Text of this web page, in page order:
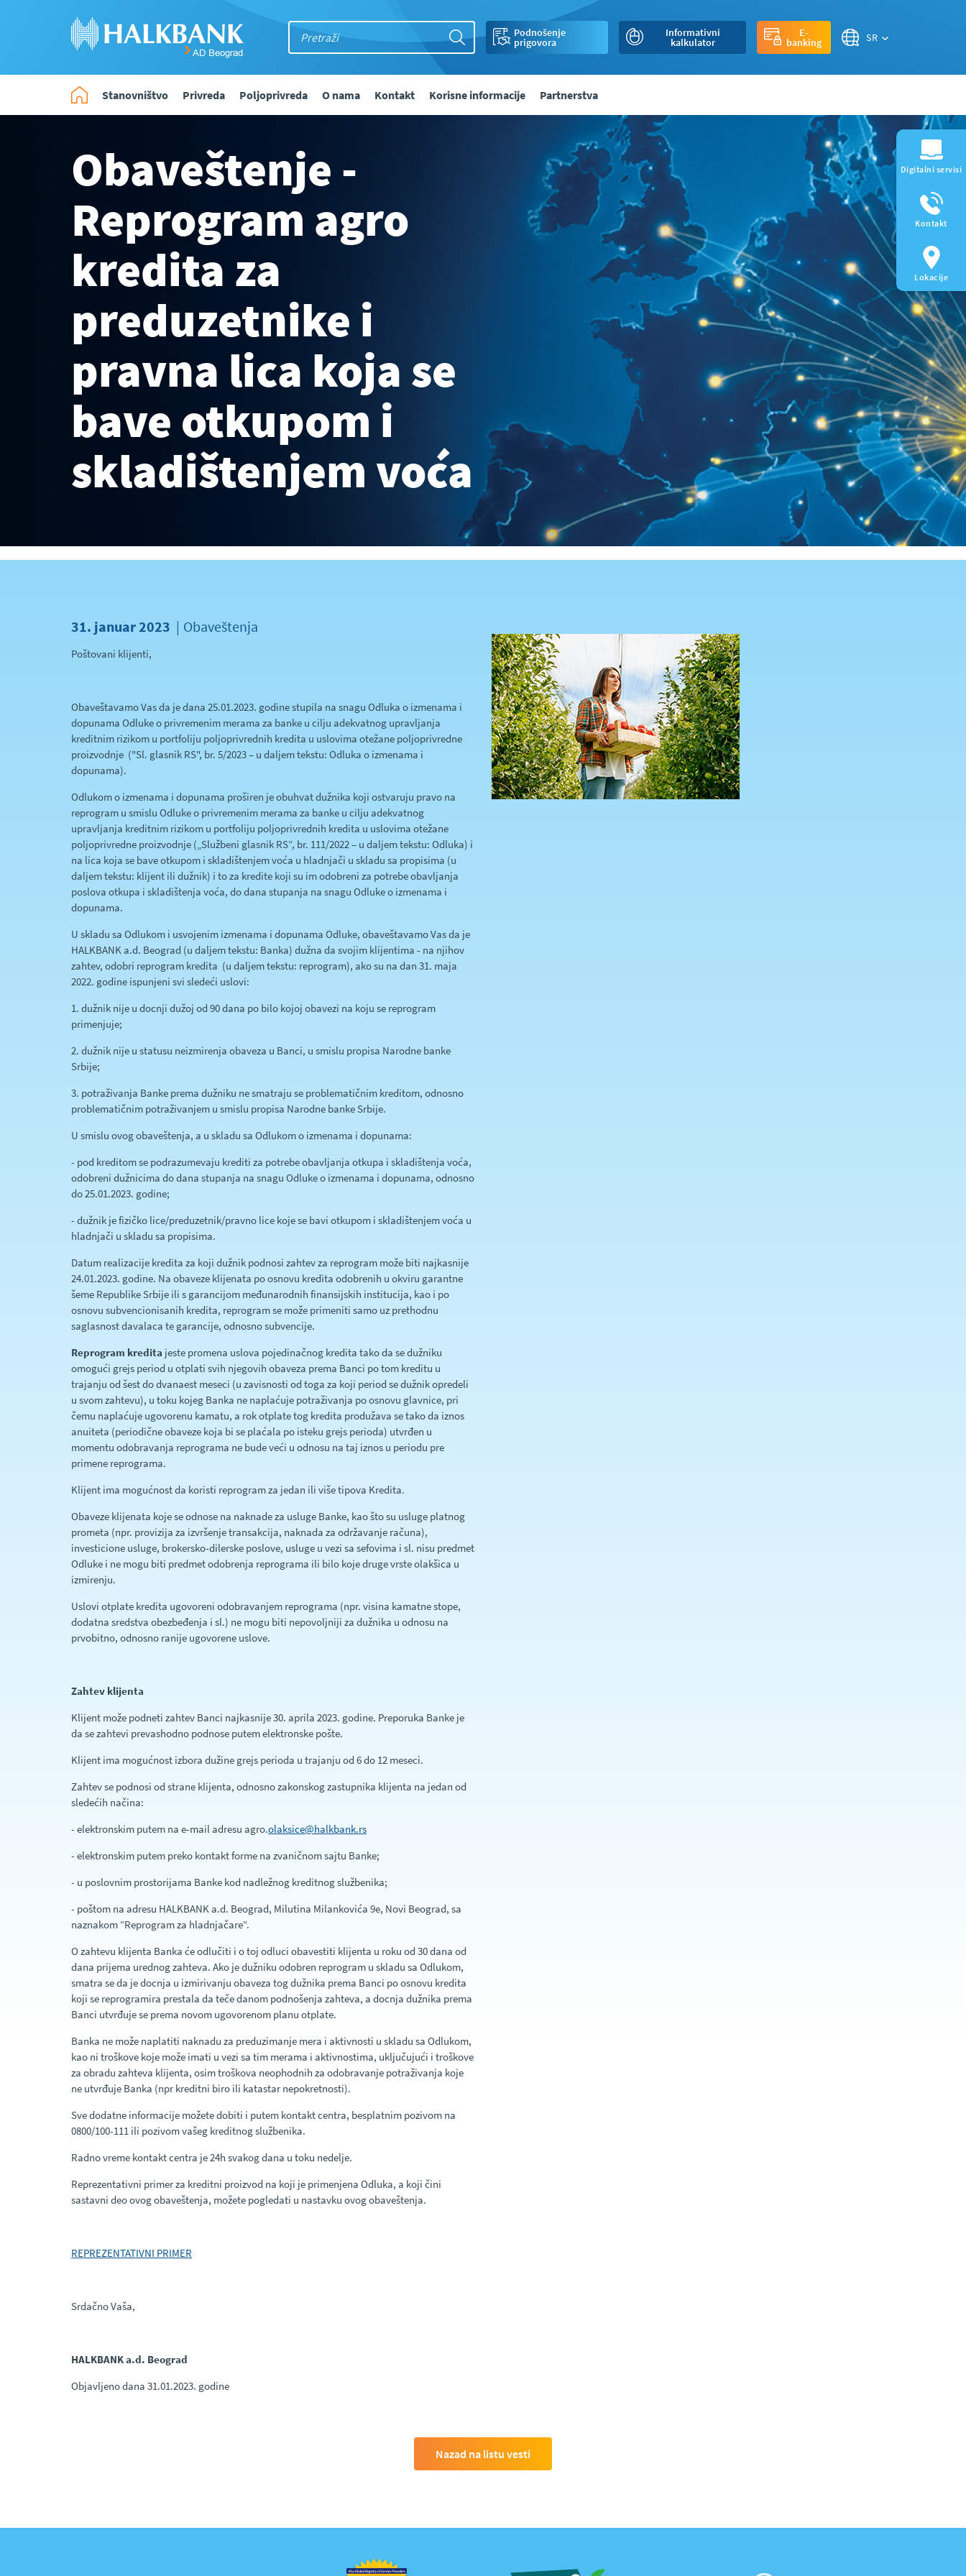
Podnošenje
prigovora
Informativni
kalkulator
E-
banking SR
Stanovništvo Privreda Poljoprivreda O nama Kontakt Korisne informacije Partnerstva
Obaveštenje -
Reprogram agro
kredita za
preduzetnike i
pravna lica koja se
bave otkupom i
skladištenjem voća
Digitalni servisi
Kontakt
Lokacije
31. januar 2023 Obaveštenja
Poštovani klijenti,
Obaveštavamo Vas da je dana 25.01.2023. godine stupila na snagu Odluka o izmenama i
dopunama Odluke o privremenim merama za banke u cilju adekvatnog upravljanja
kreditnim rizikom u portfoliju poljoprivrednih kredita u uslovima otežane poljoprivredne
proizvodnje ("Sl. glasnik RS", br. 5/2023 – u daljem tekstu: Odluka o izmenama i
dopunama).
Odlukom o izmenama i dopunama proširen je obuhvat dužnika koji ostvaruju pravo na
reprogram u smislu Odluke o privremenim merama za banke u cilju adekvatnog
upravljanja kreditnim rizikom u portfoliju poljoprivrednih kredita u uslovima otežane
poljoprivredne proizvodnje („Službeni glasnik RS“, br. 111/2022 – u daljem tekstu: Odluka) i
na lica koja se bave otkupom i skladištenjem voća u hladnjači u skladu sa propisima (u
daljem tekstu: klijent ili dužnik) i to za kredite koji su im odobreni za potrebe obavljanja
poslova otkupa i skladištenja voća, do dana stupanja na snagu Odluke o izmenama i
dopunama.
U skladu sa Odlukom i usvojenim izmenama i dopunama Odluke, obaveštavamo Vas da je
HALKBANK a.d. Beograd (u daljem tekstu: Banka) dužna da svojim klijentima - na njihov
zahtev, odobri reprogram kredita (u daljem tekstu: reprogram), ako su na dan 31. maja
2022. godine ispunjeni svi sledeći uslovi:
1. dužnik nije u docnji dužoj od 90 dana po bilo kojoj obavezi na koju se reprogram
primenjuje;
2. dužnik nije u statusu neizmirenja obaveza u Banci, u smislu propisa Narodne banke
Srbije;
3. potraživanja Banke prema dužniku ne smatraju se problematičnim kreditom, odnosno
problematičnim potraživanjem u smislu propisa Narodne banke Srbije.
U smislu ovog obaveštenja, a u skladu sa Odlukom o izmenama i dopunama:
- pod kreditom se podrazumevaju krediti za potrebe obavljanja otkupa i skladištenja voća,
odobreni dužnicima do dana stupanja na snagu Odluke o izmenama i dopunama, odnosno
do 25.01.2023. godine;
- dužnik je fizičko lice/preduzetnik/pravno lice koje se bavi otkupom i skladištenjem voća u
hladnjači u skladu sa propisima.
Datum realizacije kredita za koji dužnik podnosi zahtev za reprogram može biti najkasnije
24.01.2023. godine. Na obaveze klijenata po osnovu kredita odobrenih u okviru garantne
šeme Republike Srbije ili s garancijom međunarodnih finansijskih institucija, kao i po
osnovu subvencionisanih kredita, reprogram se može primeniti samo uz prethodnu
saglasnost davalaca te garancije, odnosno subvencije.
Reprogram kredita jeste promena uslova pojedinačnog kredita tako da se dužniku
omogući grejs period u otplati svih njegovih obaveza prema Banci po tom kreditu u
trajanju od šest do dvanaest meseci (u zavisnosti od toga za koji period se dužnik opredeli
u svom zahtevu), u toku kojeg Banka ne naplaćuje potraživanja po osnovu glavnice, pri
čemu naplaćuje ugovorenu kamatu, a rok otplate tog kredita produžava se tako da iznos
anuiteta (periodične obaveze koja bi se plaćala po isteku grejs perioda) utvrđen u
momentu odobravanja reprograma ne bude veći u odnosu na taj iznos u periodu pre
primene reprograma.
Klijent ima mogućnost da koristi reprogram za jedan ili više tipova Kredita.
Obaveze klijenata koje se odnose na naknade za usluge Banke, kao što su usluge platnog
prometa (npr. provizija za izvršenje transakcija, naknada za održavanje računa),
investicione usluge, brokersko-dilerske poslove, usluge u vezi sa sefovima i sl. nisu predmet
Odluke i ne mogu biti predmet odobrenja reprograma ili bilo koje druge vrste olakšica u
izmirenju.
Uslovi otplate kredita ugovoreni odobravanjem reprograma (npr. visina kamatne stope,
dodatna sredstva obezbeđenja i sl.) ne mogu biti nepovoljniji za dužnika u odnosu na
prvobitno, odnosno ranije ugovorene uslove.
Zahtev klijenta
Klijent može podneti zahtev Banci najkasnije 30. aprila 2023. godine. Preporuka Banke je
da se zahtevi prevashodno podnose putem elektronske pošte.
Klijent ima mogućnost izbora dužine grejs perioda u trajanju od 6 do 12 meseci.
Zahtev se podnosi od strane klijenta, odnosno zakonskog zastupnika klijenta na jedan od
sledećih načina:
- elektronskim putem na e-mail adresu agro.olaksice@halkbank.rs
- elektronskim putem preko kontakt forme na zvaničnom sajtu Banke;
- u poslovnim prostorijama Banke kod nadležnog kreditnog službenika;
- poštom na adresu HALKBANK a.d. Beograd, Milutina Milankovića 9e, Novi Beograd, sa
naznakom “Reprogram za hladnjačare“.
O zahtevu klijenta Banka će odlučiti i o toj odluci obavestiti klijenta u roku od 30 dana od
dana prijema urednog zahteva. Ako je dužniku odobren reprogram u skladu sa Odlukom,
smatra se da je docnja u izmirivanju obaveza tog dužnika prema Banci po osnovu kredita
koji se reprogramira prestala da teče danom podnošenja zahteva, a docnja dužnika prema
Banci utvrđuje se prema novom ugovorenom planu otplate.
Banka ne može naplatiti naknadu za preduzimanje mera i aktivnosti u skladu sa Odlukom,
kao ni troškove koje može imati u vezi sa tim merama i aktivnostima, uključujući i troškove
za obradu zahteva klijenta, osim troškova neophodnih za odobravanje potraživanja koje
ne utvrđuje Banka (npr kreditni biro ili katastar nepokretnosti).
Sve dodatne informacije možete dobiti i putem kontakt centra, besplatnim pozivom na
0800/100-111 ili pozivom vašeg kreditnog službenika.
Radno vreme kontakt centra je 24h svakog dana u toku nedelje.
Reprezentativni primer za kreditni proizvod na koji je primenjena Odluka, a koji čini
sastavni deo ovog obaveštenja, možete pogledati u nastavku ovog obaveštenja.
REPREZENTATIVNI PRIMER
Srdačno Vaša,
HALKBANK a.d. Beograd
Objavljeno dana 31.01.2023. godine
Nazad na listu vesti